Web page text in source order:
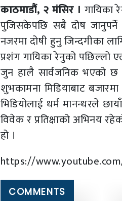
काठमाडौं, २ मंसिर । गायिका
पुजिसकेपछि सबै दोष
नजरमा दोषी हुनु जिन्दगीका
प्रशंग गायिका रेनुको पछिल्लो
जुन हालै सार्वजनिक भएको
शुभकामना मिडियाबाट
भिडियोलाई धर्म मानन्धरले
विवेक र प्रतिक्षाको अभिनय
हो ।
https://
COMMENTS